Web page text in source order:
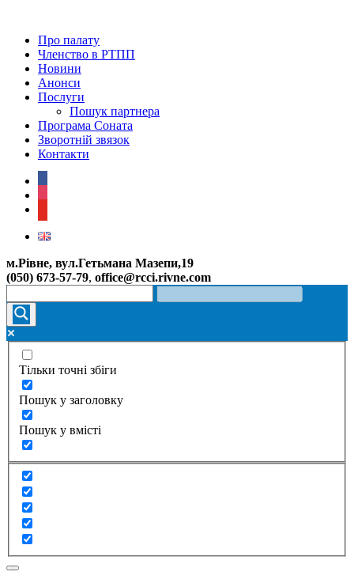
Про палату
Членство в РТПП
Новини
Анонси
Послуги
Пошук партнера
Програма Соната
Зворотній звязок
Контакти
м.Рівне, вул.Гетьмана Мазепи,19
(050) 673-57-79, office@rcci.rivne.com
Тільки точні збіги
Пошук у заголовку
Пошук у вмісті